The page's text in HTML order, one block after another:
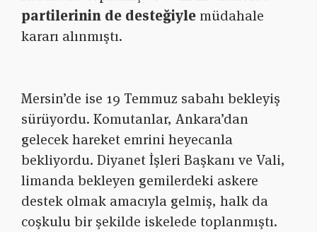
partilerinin de desteğiyle müdahale
kararı alınmıştı.
Mersin’de ise 19 Temmuz sabahı bekleyiş
sürüyordu. Komutanlar, Ankara’dan
gelecek hareket emrini heyecanla
bekliyordu. Diyanet İşleri Başkanı ve Vali,
limanda bekleyen gemilerdeki askere
destek olmak amacıyla gelmiş, halk da
coşkulu bir şekilde iskelede toplanmıştı.